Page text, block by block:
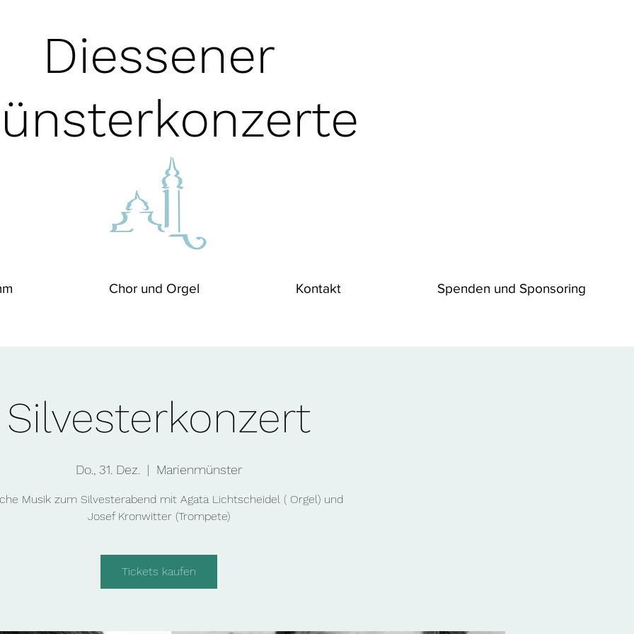
Diessener
Chor und Orgel Kontakt Spenden und Sponsoring
Silvesterkonzert
Do., 31. Dez.
  |
Marienmünster
Musik zum Silvesterabend mit Agata Lichtscheidel ( Orgel) und
Josef Kronwitter (Trompete)
Tickets kaufen